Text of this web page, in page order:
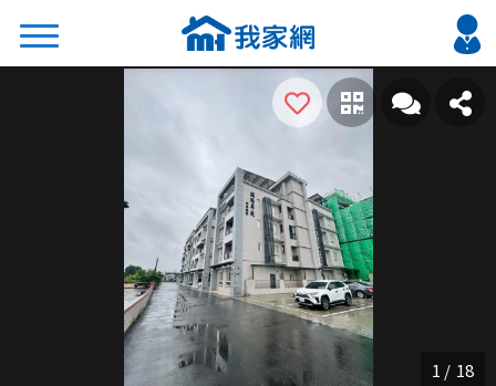
搜尋
熱門關鍵字
2026 台北降價好屋限量釋出
2026 新北降價好屋限量釋出
2026 台中降價好屋限量釋出
2026 台南降價好屋限量釋出
2026 高雄降價好屋限量釋出